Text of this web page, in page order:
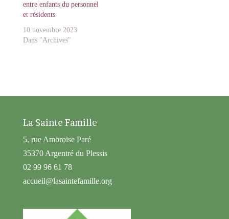
entre enfants du personnel
et résidents
10 novembre 2023
Dans "Archives"
La Sainte Famille
5, rue Ambroise Paré
35370 Argentré du Plessis
02 99 96 61 78
accueil@lasaintefamille.org